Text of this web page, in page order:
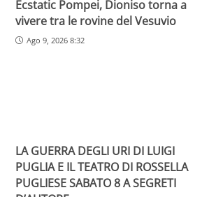
Ecstatic Pompei, Dioniso torna a
vivere tra le rovine del Vesuvio
Ago 9, 2026 8:32
LA GUERRA DEGLI URI DI LUIGI
PUGLIA E IL TEATRO DI ROSSELLA
PUGLIESE SABATO 8 A SEGRETI